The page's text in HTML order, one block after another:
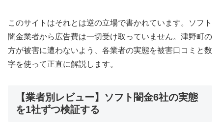
このサイトはそれとは逆の立場で書かれています。ソフト
闇金業者から広告費は一切受け取っていません。津野町の
方が被害に遭わないよう、各業者の実態を被害口コミと数
字を使って正直に解説します。
【業者別レビュー】ソフト闇金6社の実態
を1社ずつ検証する